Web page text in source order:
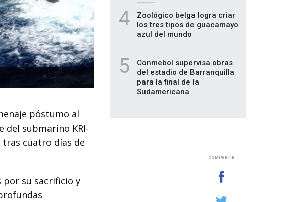
póstumo al
del submarino KRI-
tras cuatro días de
por su sacrificio y
4
Zoológico belga logra criar
los tres tipos de guacamayo
azul del mundo
5
Conmebol supervisa obras
del estadio de Barranquilla
para la final de la
Sudamericana
COMPARTIR